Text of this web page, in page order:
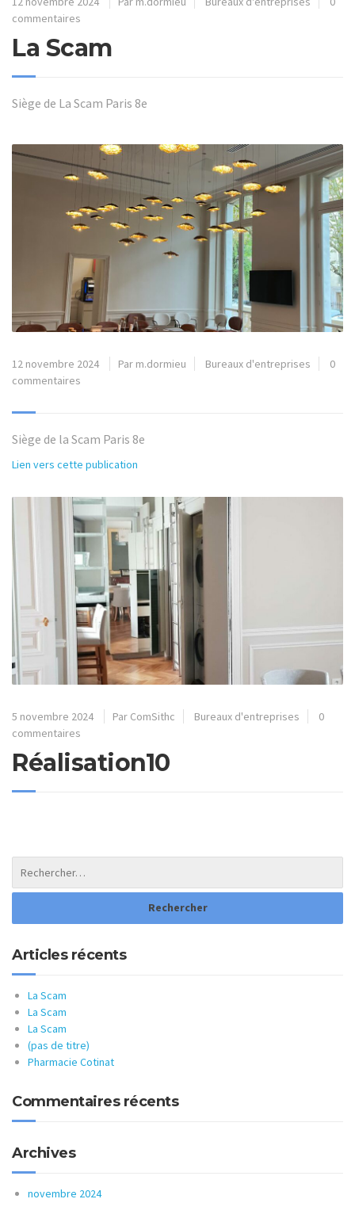
commentaires
La Scam
Siège de La Scam Paris 8e
12 novembre 2024 Par m.dormieu Bureaux d'entreprises
0
commentaires
Siège de la Scam Paris 8e
Lien vers cette publication
5 novembre 2024 Par ComSithc Bureaux d'entreprises
0
commentaires
Réalisation10
Articles récents
La Scam
La Scam
La Scam
(pas de titre)
Pharmacie Cotinat
Commentaires récents
Archives
novembre 2024